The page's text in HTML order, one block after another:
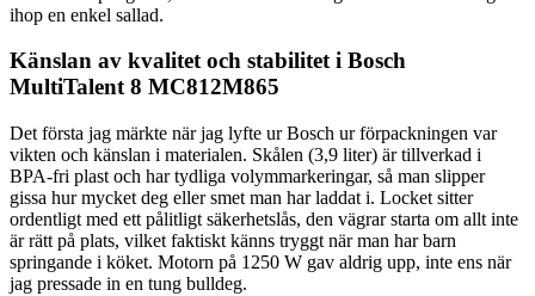
ihop en enkel sallad.
Känslan av kvalitet och stabilitet i Bosch
MultiTalent 8 MC812M865
Det första jag märkte när jag lyfte ur Bosch ur förpackningen var
vikten och känslan i materialen. Skålen (3,9 liter) är tillverkad i
BPA-fri plast och har tydliga volymmarkeringar, så man slipper
gissa hur mycket deg eller smet man har laddat i. Locket sitter
ordentligt med ett pålitligt säkerhetslås, den vägrar starta om allt inte
är rätt på plats, vilket faktiskt känns tryggt när man har barn
springande i köket. Motorn på 1250 W gav aldrig upp, inte ens när
jag pressade in en tung bulldeg.